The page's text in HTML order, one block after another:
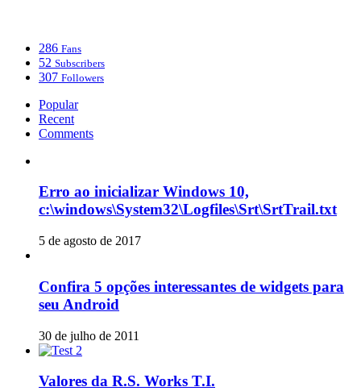
286 Fans
52 Subscribers
307 Followers
Popular
Recent
Comments
Erro ao inicializar Windows 10,
c:\windows\System32\Logfiles\Srt\SrtTrail.txt
5 de agosto de 2017
Confira 5 opções interessantes de widgets para
seu Android
30 de julho de 2011
Valores da R.S. Works T.I.